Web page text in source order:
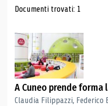
Risultati di
Documenti trovati: 1
A Cuneo prende
Claudia Filippazzi, Federico